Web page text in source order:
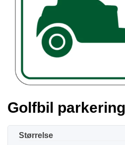
Golfbil
Størrelse